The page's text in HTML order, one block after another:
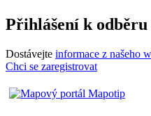
Přihlášení k
Dostávejte informace z našeho
Chci se zaregistrovat